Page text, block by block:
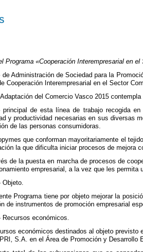
Programa «Cooperación Interempresarial en el
de Administración de Sociedad para la
Cooperación Interempresarial en el Sector
del Comercio Vasco 2015
principal de esta línea de trabajo recogida
y productividad necesarias en sus diversas
de las personas consumidoras.
que conforman mayoritariamente el
la que dificulta iniciar procesos de mejora
de la puesta en marcha de procesos de
empresarial, a la vez que les
Objeto.
Programa tiene por objeto mejorar la
de instrumentos de promoción empresarial
Recursos económicos.
económicos destinados al objeto
S.A. en el Área de Promoción y Desarrollo